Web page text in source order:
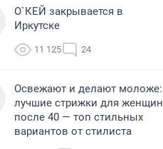
О`КЕЙ закрывается в
Иркутске
11 125 24
Освежают и делают моложе:
лучшие стрижки для женщин
после 40 — топ стильных
вариантов от стилиста